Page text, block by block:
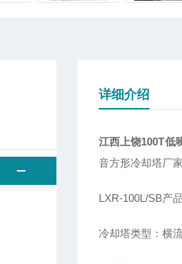
详细介绍
江西上饶100T低
音方形冷却塔厂
LXR-100L/SB产
冷却塔类型：横